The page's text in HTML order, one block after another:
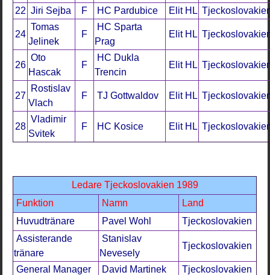
22 Jiri Sejba F HC Pardubice Elit HL
24
Tomas
Jelinek
F
HC Sparta
Prag
Elit HL
26
Oto
Hascak
F
HC Dukla
Trencin
Elit HL
27
Rostislav
Vlach
F TJ Gottwaldov Elit HL
28
Vladimir
Svitek
F HC Kosice Elit HL
Ledare Tjeckoslovakien 1989
Funktion
Namn
Land
Huvudtränare
Pavel Wohl
Tjeckoslovakien
Assisterande
tränare
Stanislav
Nevesely
Tjeckoslovakien
General Manager David Martinek Tjeckoslovakien